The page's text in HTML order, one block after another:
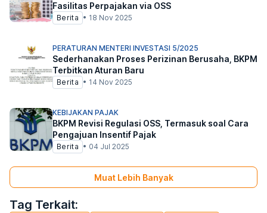
Tag Terkait:
Fasilitas Perpajakan via OSS
Berita • 18 Nov 2025
PERATURAN MENTERI INVESTASI 5/2025
Sederhanakan Proses Perizinan Berusaha, BKPM
Terbitkan Aturan Baru
Berita • 14 Nov 2025
KEBIJAKAN PAJAK
BKPM Revisi Regulasi OSS, Termasuk soal Cara
Pengajuan Insentif Pajak
Berita • 04 Jul 2025
Muat Lebih Banyak